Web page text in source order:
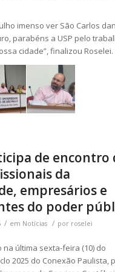
imenso ver São Carlos
parabéns a USP pelo
cidade”, finalizou Roselei.
de encontro
da
empresários e
do poder
/ em Notícias / por roselei
na última sexta-feira (10) do
2025 do Conexão Paulista,